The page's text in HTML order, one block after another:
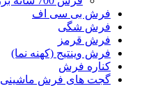
فرش بی سی اف
فرش شگی
فرش قرمز
فرش وینتیج (کهنه نما)
کناره فرش
گجت های فرش ماشینی